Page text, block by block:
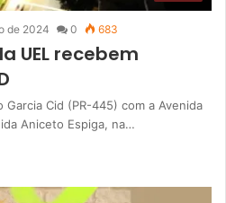
de 2024 0 683
UEL recebem
Cid (PR-445) com a Avenida
Aniceto Espiga, na…